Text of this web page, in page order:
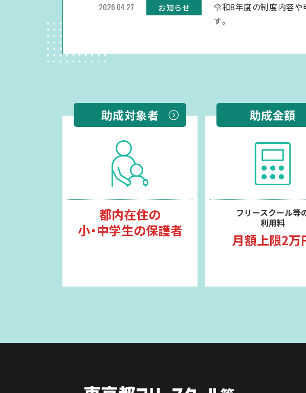
2026.04.27 お知らせ
令和8年度の制度内容や
す。
2026.04.27 お知らせ
システムメンテナンス
助成対象者
都内在住の
小・中学生の保護者
助成金額
フリースクール等
利用料
月額上限2万